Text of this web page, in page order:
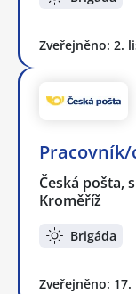
Zveřejněno: 2.
Česká pošta,
Kroměříž
Brigáda
Zveřejněno: